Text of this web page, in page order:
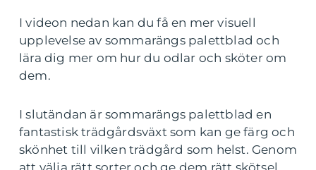
I videon nedan kan du få en mer visuell
upplevelse av sommarängs palettblad och
lära dig mer om hur du odlar och sköter om
dem.
I slutändan är sommarängs palettblad en
fantastisk trädgårdsväxt som kan ge färg och
skönhet till vilken trädgård som helst. Genom